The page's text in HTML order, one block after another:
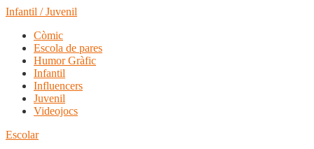
Infantil / Juvenil
Còmic
Escola de pares
Humor Gràfic
Infantil
Influencers
Juvenil
Videojocs
Escolar